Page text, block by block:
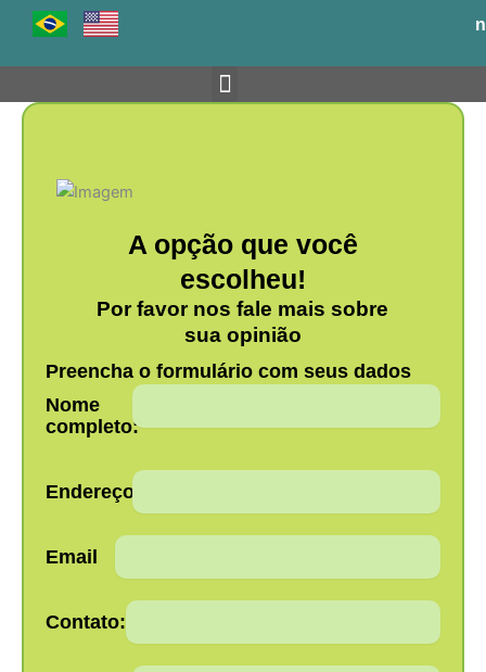
o
A opção que você
escolheu!
Por favor nos fale mais sobre
sua opinião
Preencha o formulário com seus dados
Nome
completo:
Endereço:
Email
Contato: